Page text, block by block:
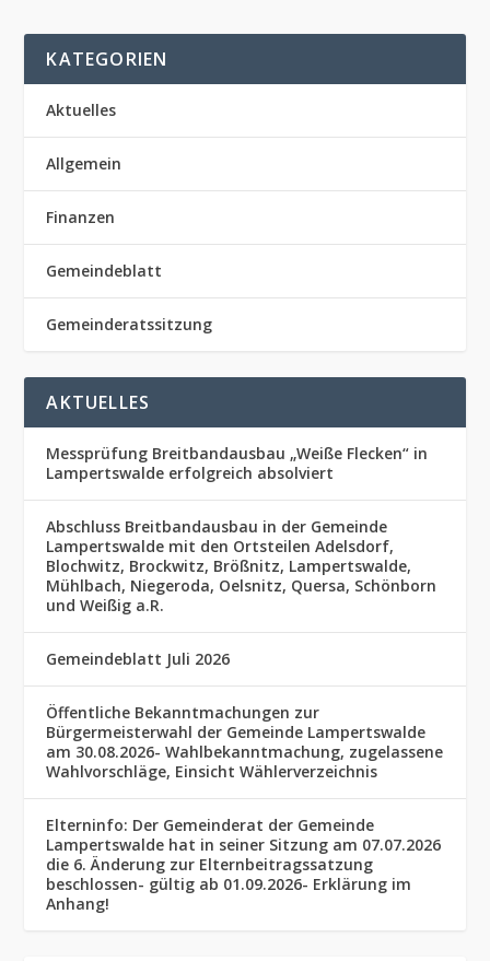
KATEGORIEN
Aktuelles
Allgemein
Finanzen
Gemeindeblatt
Gemeinderatssitzung
AKTUELLES
Messprüfung Breitbandausbau „Weiße Flecken“ in
Lampertswalde erfolgreich absolviert
Abschluss Breitbandausbau in der Gemeinde
Lampertswalde mit den Ortsteilen Adelsdorf,
Blochwitz, Brockwitz, Brößnitz, Lampertswalde,
Mühlbach, Niegeroda, Oelsnitz, Quersa, Schönborn
und Weißig a.R.
Gemeindeblatt Juli 2026
Öffentliche Bekanntmachungen zur
Bürgermeisterwahl der Gemeinde Lampertswalde
am 30.08.2026- Wahlbekanntmachung, zugelassene
Wahlvorschläge, Einsicht Wählerverzeichnis
Elterninfo: Der Gemeinderat der Gemeinde
Lampertswalde hat in seiner Sitzung am 07.07.2026
die 6. Änderung zur Elternbeitragssatzung
beschlossen- gültig ab 01.09.2026- Erklärung im
Anhang!